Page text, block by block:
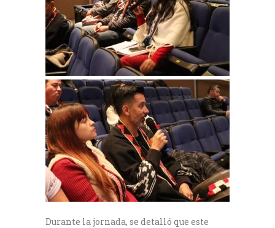
Durante la jornada, se detalló que este